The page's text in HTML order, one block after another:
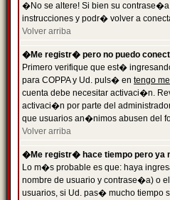
�No se altere! Si bien su contrase�a
instrucciones y podr� volver a
Volver arriba
�Me registr� pero no puedo
Primero verifique que est�
para COPPA y Ud. puls� en tengo
cuenta debe necesitar activaci�n.
activaci�n por parte del
que usuarios an�nimos abusen del
Volver arriba
�Me registr� hace tiempo pero ya
Lo m�s probable es que: haya
nombre de usuario y contrase�a) o
usuarios, si Ud. pas� mucho tiempo